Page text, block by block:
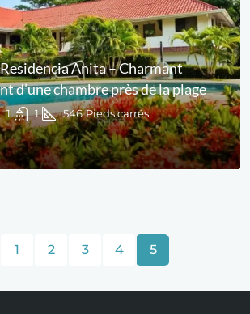
Anita – Charmant
d’une chambre près de la plage
1 1 546 Pieds carrés
1 2 3 4 5